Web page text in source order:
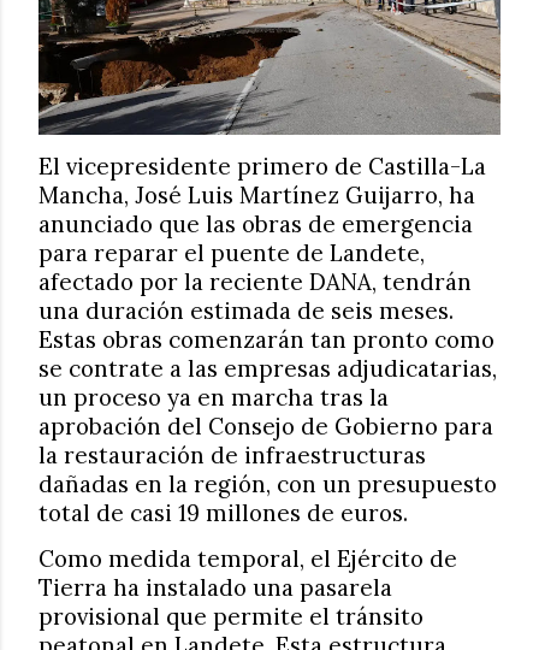
El vicepresidente primero de Castilla-La
Mancha, José Luis Martínez Guijarro, ha
anunciado que las obras de emergencia
para reparar el puente de Landete,
afectado por la reciente DANA, tendrán
una duración estimada de seis meses.
Estas obras comenzarán tan pronto como
se contrate a las empresas adjudicatarias,
un proceso ya en marcha tras la
aprobación del Consejo de Gobierno para
la restauración de infraestructuras
dañadas en la región, con un presupuesto
total de casi 19 millones de euros.
Como medida temporal, el Ejército de
Tierra ha instalado una pasarela
provisional que permite el tránsito